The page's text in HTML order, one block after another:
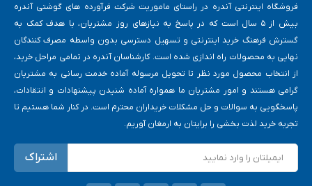
فروشگاه اینترنتی آندره در راستای ماموریت شرکت فرآورده های گوشتی آندره
بیش از 5 سال است که در پاسخ به نیازهای روز مشتریان، با هدف کمک به
گسترش فرهنگ خرید اینترنتی و تسهیل دسترسی بدون واسطه مصرف کنندگان
نهایی به محصولات راه اندازی شده است. کارشناسان آندره در تمامی مراحل خرید،
از انتخاب محصول مورد نظر تا تحویل مرسوله آماده خدمت رسانی به مشتریان
گرامی هستند و امور مشتریان ما همواره آماده شنیدن پیشنهادات و انتقادات،
پاسخگویی به سوالات و حل مشکلات خریداران محترم است. در کنار شما هستیم تا
تجربه خرید لذت بخشی را برایتان به ارمغان آوریم.